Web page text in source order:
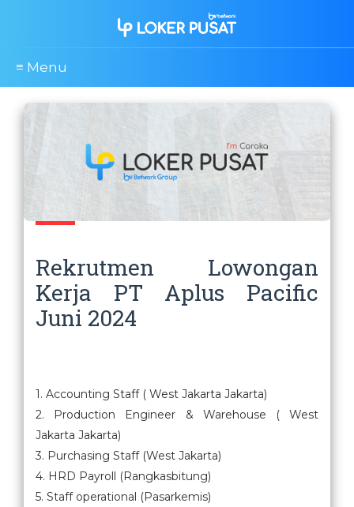
≡ Menu
Rekrutmen Lowongan
Kerja PT Aplus Pacific
Juni 2024
1. Accounting Staff ( West Jakarta Jakarta)
2. Production Engineer & Warehouse ( West
Jakarta Jakarta)
3. Purchasing Staff (West Jakarta)
4. HRD Payroll (Rangkasbitung)
5. Staff operational (Pasarkemis)